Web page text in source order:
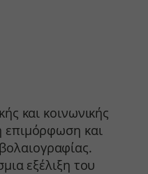
και κοινωνικής
επιμόρφωση και
εξέλιξη του